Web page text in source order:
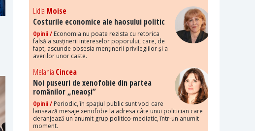
Lidia Moise
Costurile economice ale haosului politic
Opinii / Economia nu poate rezista cu retorica
falsă a susținerii intereselor poporului, care, de
fapt, ascunde obsesia menținerii privilegiilor și a
averilor unor caste.
Melania Cincea
Noi puseuri de xenofobie din partea
românilor „neaoși”
Opinii / Periodic, în spațiul public sunt voci care
lansează mesaje xenofobe la adresa câte unui politician care
deranjează un anumit grup politico-mediatic, într-un anumit
moment.